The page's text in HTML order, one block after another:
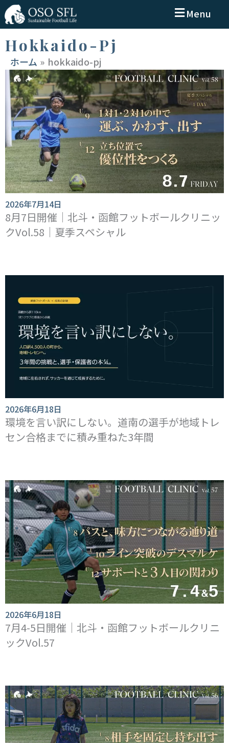
Menu
Hokkaido-Pj
ホーム hokkaido-pj
8月7日開催｜北斗・函館フットボールクリニッ
クVol.58｜夏季スペシャル
2026年7月14日
環境を言い訳にしない。道南の選手が地域トレ
セン合格までに積み重ねた3年間
2026年6月18日
7月4-5日開催｜北斗・函館フットボールクリニ
ックVol.57
2026年6月18日